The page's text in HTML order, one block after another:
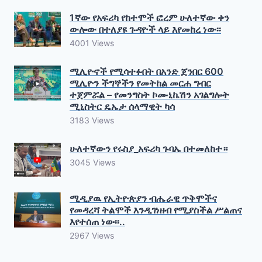
1ኛው የአፍሪካ የከተሞች ፎረም ሁለተኛው ቀን
ውሎው በተለያዩ ጉዳዮች ላይ እየመከረ ነው፡፡
4001 Views
ሚሊዮኖች የሚሳተፉበት በአንድ ጀንበር 600
ሚሊዮን ችግኞችን የመትከል መርሐ ግብር
ተጀምሯል – የመንግስት ኮሙኒኬሽን አገልግሎት
ሚኒስትር ዴኤታ ሰላማዊት ካሳ
3183 Views
ሁለተኛውን የሩስያ_አፍሪካ ጉባኤ በተመለከተ።
3045 Views
ሚዲያዉ የኢትዮጵያን ብሔራዊ ጥቅሞችና
የመዳረሻ ትልሞች እንዲገነዘብ የሚያስችል ሥልጠና
እየተሰጠ ነው፡፡..
2967 Views